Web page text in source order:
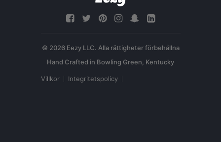
© 2026 Eezy LLC. Alla rättigheter förbehållna
Villkor Integritetspolicy